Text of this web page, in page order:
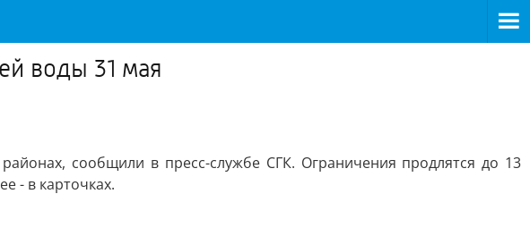
воды 31 мая
сообщили в пресс-службе СГК. Ограничения продлятся до 13
- в карточках.